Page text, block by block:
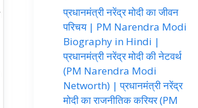
प्रधानमंत्री नरेंद्र मोदी का जीवन
परिचय | PM Narendra Modi
Biography in Hindi |
प्रधानमंत्री नरेंद्र मोदी की नेटवर्थ
(PM Narendra Modi
Networth) | प्रधानमंत्री नरेंद्र
मोदी का राजनीतिक करियर (PM